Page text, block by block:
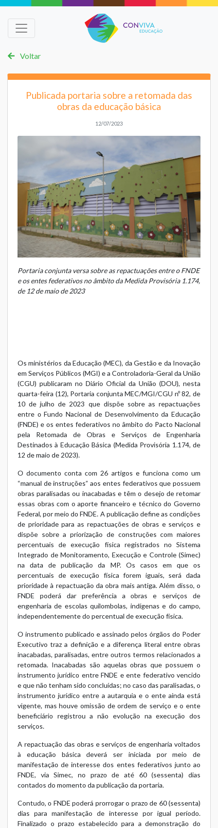
Voltar
Publicada portaria sobre a retomada das
obras da educação básica
12/07/2023
Portaria conjunta versa sobre as repactuações entre o FNDE
e os entes federativos no âmbito da Medida Provisória 1.174,
de 12 de maio de 2023
Os ministérios da Educação (MEC), da Gestão e da Inovação
em Serviços Públicos (MGI) e a Controladoria-Geral da União
(CGU) publicaram no Diário Oficial da União (DOU), nesta
quarta-feira (12), Portaria conjunta MEC/MGI/CGU nº 82, de
10 de julho de 2023 que dispõe sobre as repactuações
entre o Fundo Nacional de Desenvolvimento da Educação
(FNDE) e os entes federativos no âmbito do Pacto Nacional
pela Retomada de Obras e Serviços de Engenharia
Destinados à Educação Básica (Medida Provisória 1.174, de
12 de maio de 2023).
O documento conta com 26 artigos e funciona como um
“manual de instruções” aos entes federativos que possuem
obras paralisadas ou inacabadas e têm o desejo de retomar
essas obras com o aporte financeiro e técnico do Governo
Federal, por meio do FNDE. A publicação define as condições
de prioridade para as repactuações de obras e serviços e
dispõe sobre a priorização de construções com maiores
percentuais de execução física registrados no Sistema
Integrado de Monitoramento, Execução e Controle (Simec)
na data de publicação da MP. Os casos em que os
percentuais de execução física forem iguais, será dada
prioridade à repactuação da obra mais antiga. Além disso, o
FNDE poderá dar preferência a obras e serviços de
engenharia de escolas quilombolas, indígenas e do campo,
independentemente do percentual de execução física.
O instrumento publicado e assinado pelos órgãos do Poder
Executivo traz a definição e a diferença literal entre obras
inacabadas, paralisadas, entre outros termos relacionados a
retomada. Inacabadas são aquelas obras que possuem o
instrumento jurídico entre FNDE e ente federativo vencido
e que não tenham sido concluídas; no caso das paralisadas, o
instrumento jurídico entre a autarquia e o ente ainda está
vigente, mas houve omissão de ordem de serviço e o ente
beneficiário registrou a não evolução na execução dos
serviços.
A repactuação das obras e serviços de engenharia voltados
à educação básica deverá ser iniciada por meio de
manifestação de interesse dos entes federativos junto ao
FNDE, via Simec, no prazo de até 60 (sessenta) dias
contados do momento da publicação da portaria.
Contudo, o FNDE poderá prorrogar o prazo de 60 (sessenta)
dias para manifestação de interesse por igual período.
Finalizado o prazo estabelecido para a demonstração do